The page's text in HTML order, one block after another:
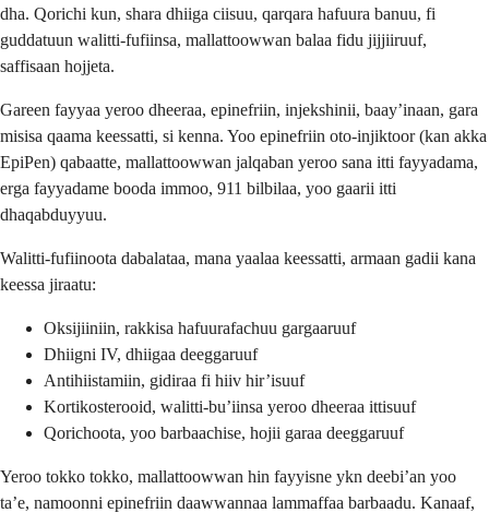
dha. Qorichi kun, shara dhiiga ciisuu, qarqara hafuura banuu, fi
guddatuun walitti-fufiinsa, mallattoowwan balaa fidu jijjiiruuf,
saffisaan hojjeta.
Gareen fayyaa yeroo dheeraa, epinefriin, injekshinii, baay’inaan, gara
misisa qaama keessatti, si kenna. Yoo epinefriin oto-injiktoor (kan akka
EpiPen) qabaatte, mallattoowwan jalqaban yeroo sana itti fayyadama,
erga fayyadame booda immoo, 911 bilbilaa, yoo gaarii itti
dhaqabduyyuu.
Walitti-fufiinoota dabalataa, mana yaalaa keessatti, armaan gadii kana
keessa jiraatu:
Oksijiiniin, rakkisa hafuurafachuu gargaaruuf
Dhiigni IV, dhiigaa deeggaruuf
Antihiistamiin, gidiraa fi hiiv hir’isuuf
Kortikosterooid, walitti-bu’iinsa yeroo dheeraa ittisuuf
Qorichoota, yoo barbaachise, hojii garaa deeggaruuf
Yeroo tokko tokko, mallattoowwan hin fayyisne ykn deebi’an yoo
ta’e, namoonni epinefriin daawwannaa lammaffaa barbaadu. Kanaaf,